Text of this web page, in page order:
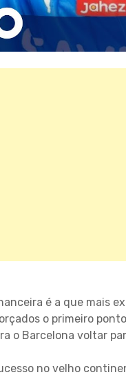
é a que mais
o primeiro
o Barcelona voltar
no velho